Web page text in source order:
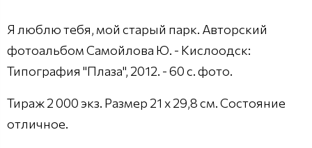
Я люблю тебя, мой старый парк. Авторский
фотоальбом Самойлова Ю. - Кислоодск:
Типография "Плаза", 2012. - 60 с. фото.
Тираж 2 000 экз. Размер 21 х 29,8 см. Состояние
отличное.